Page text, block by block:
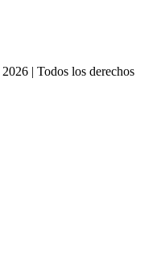
2026 |Todos los derechos